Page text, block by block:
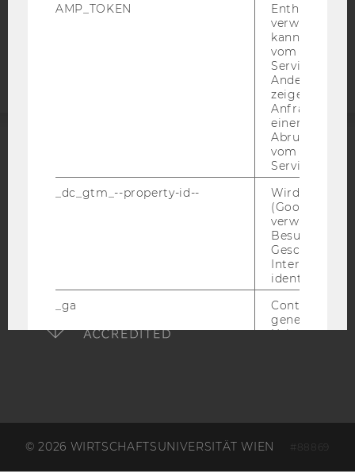
Barrierefreiheitserklärung
EQUIS AACSB
© 2026 WIRTSCHAFTSUNIVERSITÄT WIEN #88869
AMP_TOKEN
Enthält ein
verwendet
kann, um
vom AMP-
Service
Andere
zeigen Opt-
Anfrage im
einen Fehler
Abrufen
vom AMP
Service an.
_dc_gtm_--property-id--
Wird von
(Google Tag
verwendet,
Besucher
Geschlecht
Interessen zu
identifizieren.
_ga
Contains a
generated
Using this
sent to